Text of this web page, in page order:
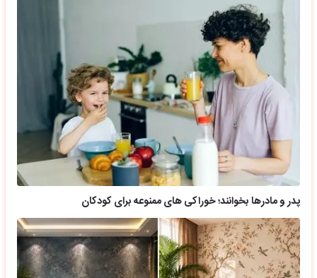
پدر و مادرها بخوانند؛ خوراکی های ممنوعه برای کودکان